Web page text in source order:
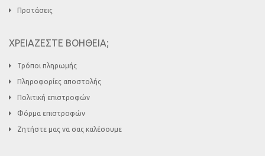
Προτάσεις
ΧΡΕΙΑΖΕΣΤΕ ΒΟΗΘΕΙΑ;
Τρόποι πληρωμής
Πληροφορίες αποστολής
Πολιτική επιστροφών
Φόρμα επιστροφών
Ζητήστε μας να σας καλέσουμε